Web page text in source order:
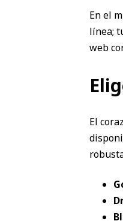
En el
línea;
web
El